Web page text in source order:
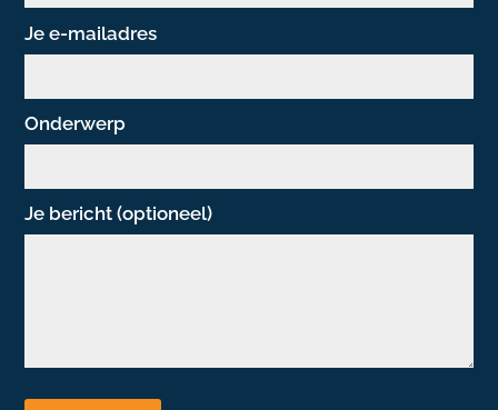
Je e-mailadres
Onderwerp
Je bericht (optioneel)